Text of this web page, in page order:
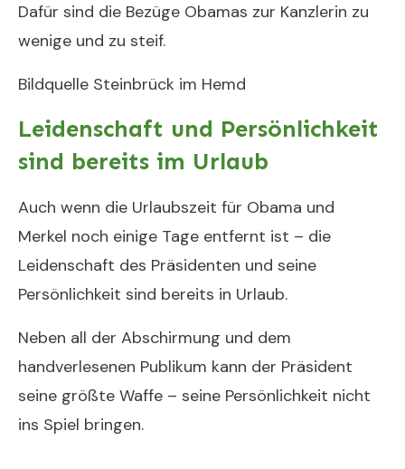
Dafür sind die Bezüge Obamas zur Kanzlerin zu
wenige und zu steif.
Bildquelle Steinbrück im Hemd
Leidenschaft und Persönlichkeit
sind bereits im Urlaub
Auch wenn die Urlaubszeit für Obama und
Merkel noch einige Tage entfernt ist – die
Leidenschaft des Präsidenten und seine
Persönlichkeit sind bereits in Urlaub.
Neben all der Abschirmung und dem
handverlesenen Publikum kann der Präsident
seine größte Waffe – seine Persönlichkeit nicht
ins Spiel bringen.